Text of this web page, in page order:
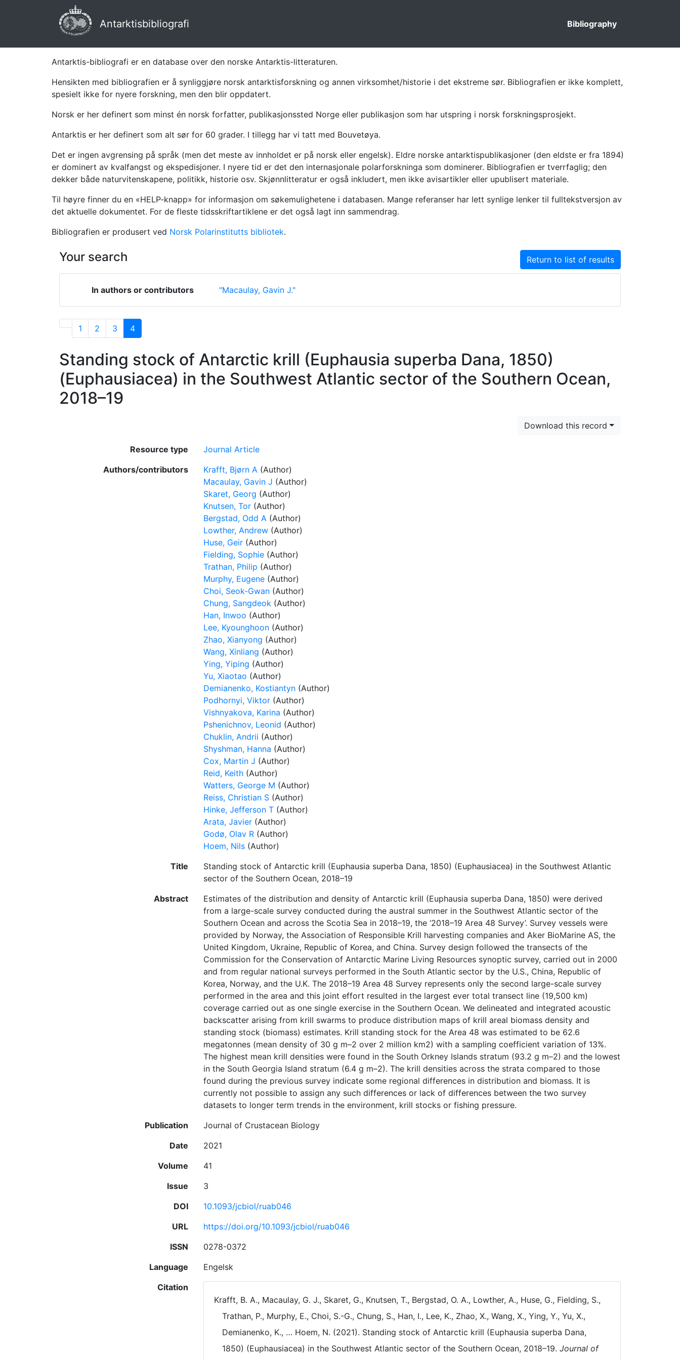
Antarktisbibliografi Bibliography
Antarktis-bibliografi er en database over den norske Antarktis-litteraturen.
Hensikten med bibliografien er å synliggjøre norsk antarktisforskning og annen virksomhet/historie i det ekstreme sør. Bibliografien er ikke komplett,
spesielt ikke for nyere forskning, men den blir oppdatert.
Norsk er her definert som minst én norsk forfatter, publikasjonssted Norge eller publikasjon som har utspring i norsk forskningsprosjekt.
Antarktis er her definert som alt sør for 60 grader. I tillegg har vi tatt med Bouvetøya.
Det er ingen avgrensing på språk (men det meste av innholdet er på norsk eller engelsk). Eldre norske antarktispublikasjoner (den eldste er fra 1894)
er dominert av kvalfangst og ekspedisjoner. I nyere tid er det den internasjonale polarforskninga som dominerer. Bibliografien er tverrfaglig; den
dekker både naturvitenskapene, politikk, historie osv. Skjønnlitteratur er også inkludert, men ikke avisartikler eller upublisert materiale.
Til høyre finner du en «HELP-knapp» for informasjon om søkemulighetene i databasen. Mange referanser har lett synlige lenker til fulltekstversjon av
det aktuelle dokumentet. For de fleste tidsskriftartiklene er det også lagt inn sammendrag.
Bibliografien er produsert ved Norsk Polarinstitutts bibliotek.
Your search Return to list of results
In authors or contributors "Macaulay, Gavin J."
1 2 3 4
Standing stock of Antarctic krill (Euphausia superba Dana, 1850)
(Euphausiacea) in the Southwest Atlantic sector of the Southern Ocean,
2018–19
Download this record
Resource type
Journal Article
Authors/contributors
Krafft, Bjørn A (Author)
Macaulay, Gavin J (Author)
Skaret, Georg (Author)
Knutsen, Tor (Author)
Bergstad, Odd A (Author)
Lowther, Andrew (Author)
Huse, Geir (Author)
Fielding, Sophie (Author)
Trathan, Philip (Author)
Murphy, Eugene (Author)
Choi, Seok-Gwan (Author)
Chung, Sangdeok (Author)
Han, Inwoo (Author)
Lee, Kyounghoon (Author)
Zhao, Xianyong (Author)
Wang, Xinliang (Author)
Ying, Yiping (Author)
Yu, Xiaotao (Author)
Demianenko, Kostiantyn (Author)
Podhornyi, Viktor (Author)
Vishnyakova, Karina (Author)
Pshenichnov, Leonid (Author)
Chuklin, Andrii (Author)
Shyshman, Hanna (Author)
Cox, Martin J (Author)
Reid, Keith (Author)
Watters, George M (Author)
Reiss, Christian S (Author)
Hinke, Jefferson T (Author)
Arata, Javier (Author)
Godø, Olav R (Author)
Hoem, Nils (Author)
Title
Standing stock of Antarctic krill (Euphausia superba Dana, 1850) (Euphausiacea) in the Southwest Atlantic
sector of the Southern Ocean, 2018–19
Abstract
Estimates of the distribution and density of Antarctic krill (Euphausia superba Dana, 1850) were derived
from a large-scale survey conducted during the austral summer in the Southwest Atlantic sector of the
Southern Ocean and across the Scotia Sea in 2018–19, the ‘2018–19 Area 48 Survey’. Survey vessels were
provided by Norway, the Association of Responsible Krill harvesting companies and Aker BioMarine AS, the
United Kingdom, Ukraine, Republic of Korea, and China. Survey design followed the transects of the
Commission for the Conservation of Antarctic Marine Living Resources synoptic survey, carried out in 2000
and from regular national surveys performed in the South Atlantic sector by the U.S., China, Republic of
Korea, Norway, and the U.K. The 2018–19 Area 48 Survey represents only the second large-scale survey
performed in the area and this joint effort resulted in the largest ever total transect line (19,500 km)
coverage carried out as one single exercise in the Southern Ocean. We delineated and integrated acoustic
backscatter arising from krill swarms to produce distribution maps of krill areal biomass density and
standing stock (biomass) estimates. Krill standing stock for the Area 48 was estimated to be 62.6
megatonnes (mean density of 30 g m–2 over 2 million km2) with a sampling coefficient variation of 13%.
The highest mean krill densities were found in the South Orkney Islands stratum (93.2 g m–2) and the lowest
in the South Georgia Island stratum (6.4 g m–2). The krill densities across the strata compared to those
found during the previous survey indicate some regional differences in distribution and biomass. It is
currently not possible to assign any such differences or lack of differences between the two survey
datasets to longer term trends in the environment, krill stocks or fishing pressure.
Publication
Journal of Crustacean Biology
Date
2021
Volume
41
Issue
3
DOI
10.1093/jcbiol/ruab046
URL
https://doi.org/10.1093/jcbiol/ruab046
ISSN
0278-0372
Language
Engelsk
Citation
Krafft, B. A., Macaulay, G. J., Skaret, G., Knutsen, T., Bergstad, O. A., Lowther, A., Huse, G., Fielding, S.,
Trathan, P., Murphy, E., Choi, S.-G., Chung, S., Han, I., Lee, K., Zhao, X., Wang, X., Ying, Y., Yu, X.,
Demianenko, K., … Hoem, N. (2021). Standing stock of Antarctic krill (Euphausia superba Dana,
1850) (Euphausiacea) in the Southwest Atlantic sector of the Southern Ocean, 2018–19. Journal of